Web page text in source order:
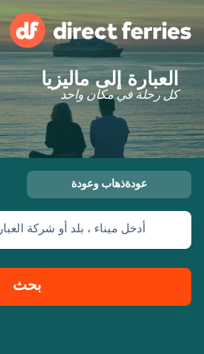
البلدان
تذاكر العبّارة
العبارات
العبارة إلى ماليزيا
كل رحلة في مكان واحد
عودةذهاب وعودة
أدخل ميناء ، بلد أو شركة العبارات
بحث